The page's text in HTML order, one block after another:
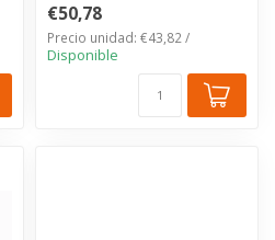
carcasa de alumi...
€50,78
Precio unidad: €43,82 /
Disponible